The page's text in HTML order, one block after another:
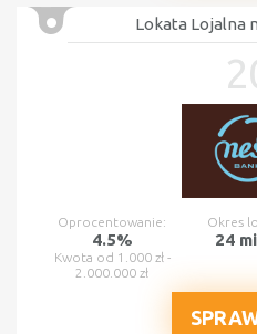
Lokata Lojalna
Oprocentowanie: Okres
4.5% 24
Kwota od 1.000 zł -
2.000.000 zł